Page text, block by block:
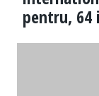
pentru,